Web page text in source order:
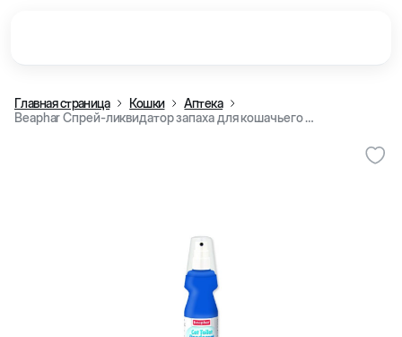
Главная страница Кошки
Аптека
Beaphar Спрей-ликвидатор запаха для кошачьего туалета, 150 мл